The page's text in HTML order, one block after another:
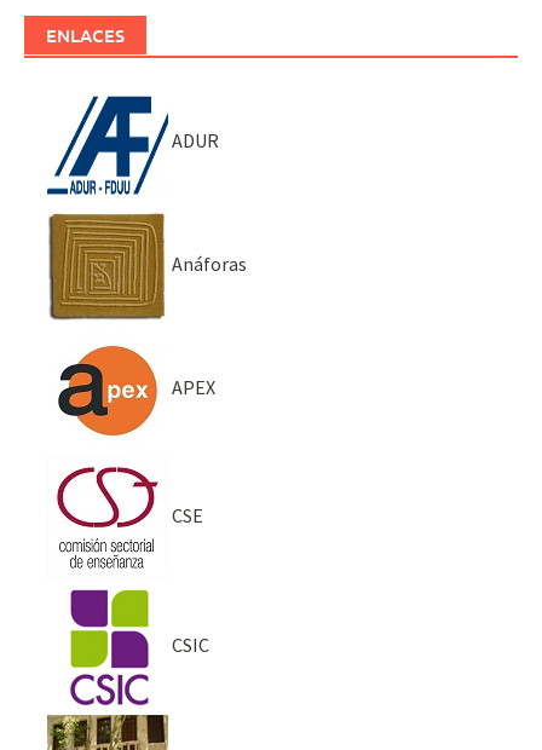
ENLACES
ADUR
Anáforas
APEX
CSE
CSIC